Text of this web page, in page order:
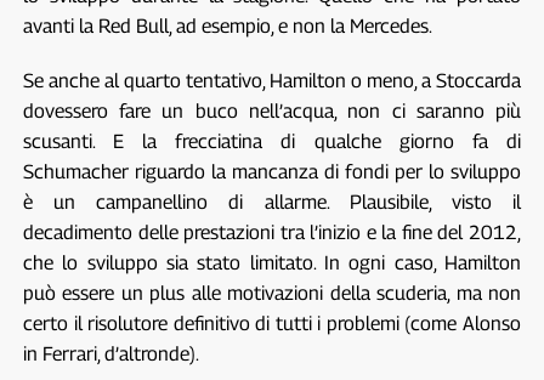
avanti la Red Bull, ad esempio, e non la Mercedes.
Se anche al quarto tentativo, Hamilton o meno, a Stoccarda
dovessero fare un buco nell’acqua, non ci saranno più
scusanti. E la frecciatina di qualche giorno fa di
Schumacher riguardo la mancanza di fondi per lo sviluppo
è un campanellino di allarme. Plausibile, visto il
decadimento delle prestazioni tra l’inizio e la fine del 2012,
che lo sviluppo sia stato limitato. In ogni caso, Hamilton
può essere un plus alle motivazioni della scuderia, ma non
certo il risolutore definitivo di tutti i problemi (come Alonso
in Ferrari, d’altronde).